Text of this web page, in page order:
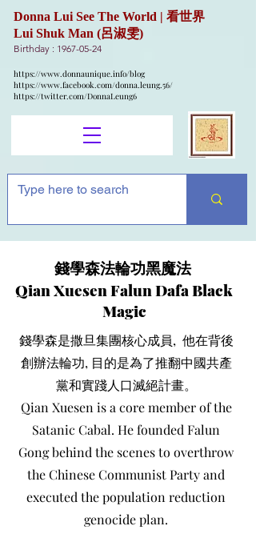
Donna Lui See The World | 看世界
Lui Shuk Man (呂淑雯)
Birthday : 1967-05-24
https://www.donnaunique.info/blog
https://www.facebook.com/donna.leung.56/
https://twitter.com/DonnaLeung6
錢學森法輪功黑魔法
Qian Xuesen Falun Dafa Black
Magic
錢學森是撒旦集團核心成員, 他在背後
創辦法輪功, 目的是為了推翻中國共產
黨和實踐人口滅絕計畫。
Qian Xuesen is a core member of the
Satanic Cabal. He founded Falun
Gong behind the scenes to overthrow
the Chinese Communist Party and
executed the population reduction
genocide plan.